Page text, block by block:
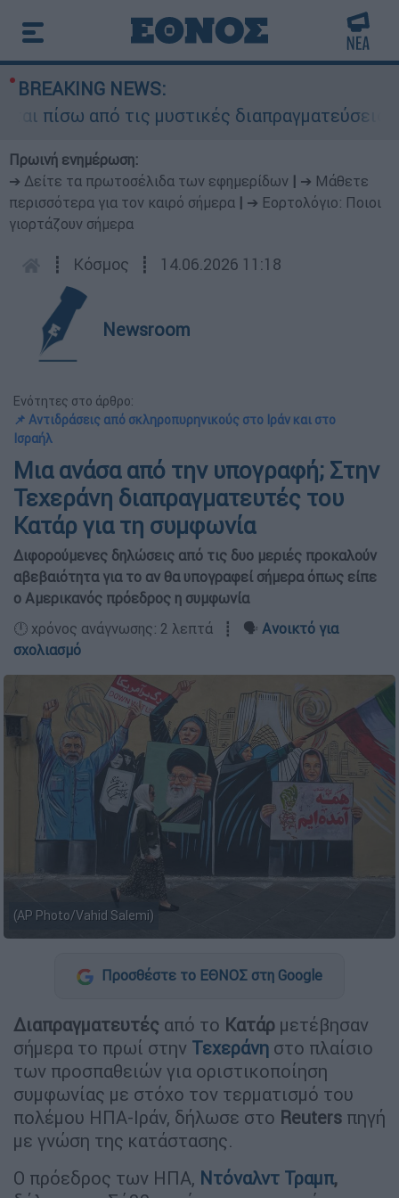
BREAKING NEWS:
από τις μυστικές διαπραγματεύσεις και
Πρωινή ενημέρωση:
➔ Δείτε τα πρωτοσέλιδα των εφημερίδων
➔ Μάθετε
περισσότερα για τον καιρό σήμερα
➔ Εορτολόγιο: Ποιοι
γιορτάζουν σήμερα
┋ Κόσμος ┋ 14.06.2026 11:18
Newsroom
Ενότητες στο άρθρο:
📌 Αντιδράσεις από σκληροπυρηνικούς στο Ιράν και στο
Ισραήλ
Μια ανάσα από την υπογραφή; Στην
Τεχεράνη διαπραγματευτές του
Κατάρ για τη συμφωνία
Διφορούμενες δηλώσεις από τις δυο μεριές προκαλούν
αβεβαιότητα για το αν θα υπογραφεί σήμερα όπως είπε
ο Αμερικανός πρόεδρος η συμφωνία
🕛 χρόνος ανάγνωσης: 2 λεπτά ┋ 🗣️ Ανοικτό για
σχολιασμό
(AP Photo/Vahid Salemi)
Προσθέστε το ΕΘΝΟΣ στη Google
Διαπραγματευτές από το Κατάρ μετέβησαν
σήμερα το πρωί στην Τεχεράνη στο πλαίσιο
των προσπαθειών για οριστικοποίηση
συμφωνίας με στόχο τον τερματισμό του
πολέμου ΗΠΑ-Ιράν, δήλωσε στο Reuters πηγή
με γνώση της κατάστασης.
Ο πρόεδρος των ΗΠΑ, Ντόναλντ Τραμπ,